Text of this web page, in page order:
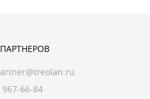
967-66-84